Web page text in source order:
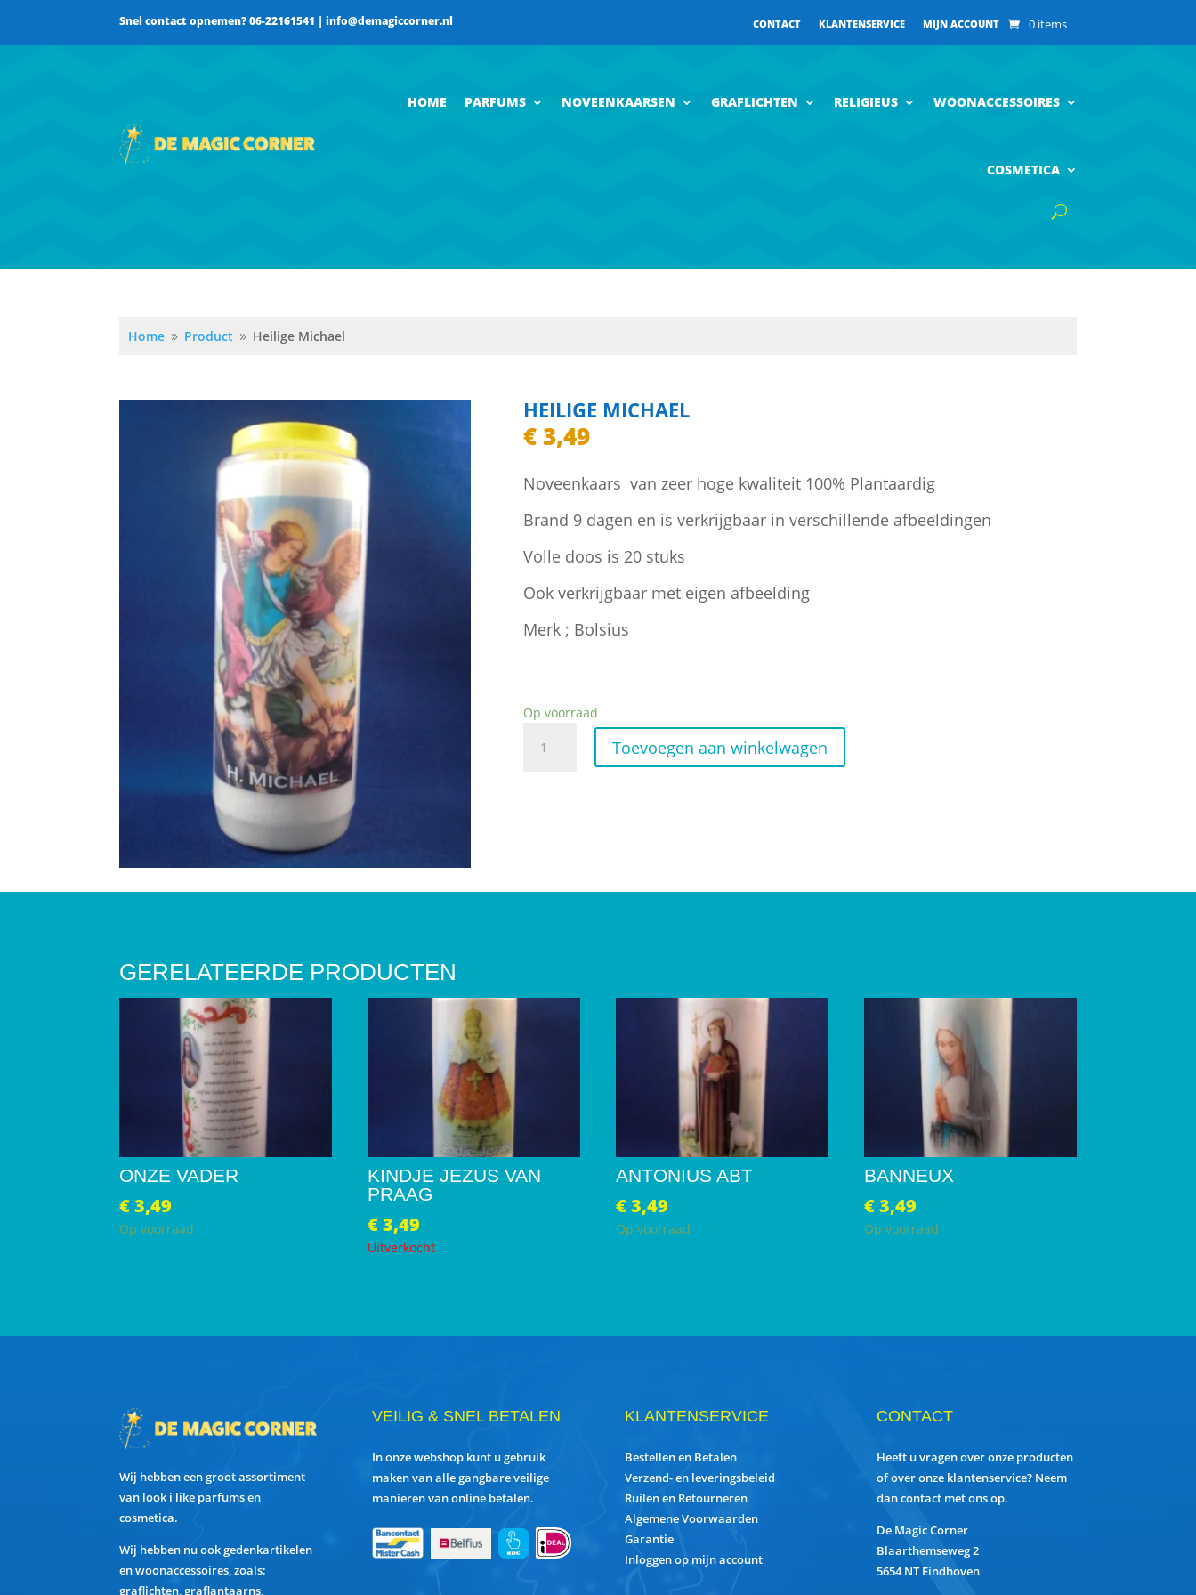
Snel contact opnemen? 06-22161541 | info@demagiccorner.nl CONTACT KLANTENSERVICE MIJN ACCOUNT 0 items
HOME PARFUMS NOVEENKAARSEN GRAFLICHTEN RELIGIEUS WOONACCESSOIRES
COSMETICA
Home 9 Product 9 Heilige Michael
HEILIGE MICHAEL
€3,49
Noveenkaars van zeer hoge kwaliteit 100% Plantaardig
Brand 9 dagen en is verkrijgbaar in verschillende afbeeldingen
Volle doos is 20 stuks
Ook verkrijgbaar met eigen afbeelding
Merk ; Bolsius
Op voorraad
Michael
Toevoegen aan winkelwagen
GERELATEERDE PRODUCTEN
ONZE VADER
€3,49
Op voorraad
KINDJE JEZUS VAN
PRAAG
€3,49
Uitverkocht
ANTONIUS ABT
€3,49
Op voorraad
BANNEUX
€3,49
Op voorraad
Wij hebben een groot assortiment
van look i like parfums en
cosmetica.
Wij hebben nu ook gedenkartikelen
en woonaccessoires, zoals:
graflichten, graflantaarns,
VEILIG & SNEL BETALEN
In onze webshop kunt u gebruik
maken van alle gangbare veilige
manieren van online betalen.
KLANTENSERVICE
Bestellen en Betalen
Verzend- en leveringsbeleid
Ruilen en Retourneren
Algemene Voorwaarden
Garantie
Inloggen op mijn account
CONTACT
Heeft u vragen over onze producten
of over onze klantenservice? Neem
dan contact met ons op.
De Magic Corner
Blaarthemseweg 2
5654 NT Eindhoven